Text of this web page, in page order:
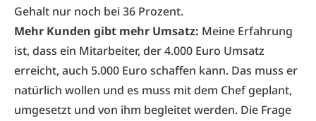
Gehalt nur noch bei 36 Prozent.
Mehr Kunden gibt mehr Umsatz: Meine Erfahrung
ist, dass ein Mitarbeiter, der 4.000 Euro Umsatz
erreicht, auch 5.000 Euro schaffen kann. Das muss er
natürlich wollen und es muss mit dem Chef geplant,
umgesetzt und von ihm begleitet werden. Die Frage